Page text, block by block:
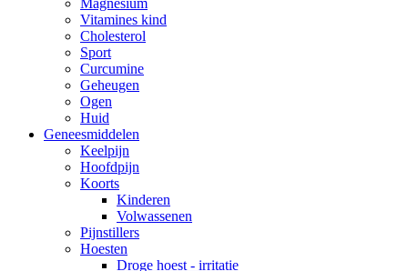
Vitamines kind
Cholesterol
Sport
Curcumine
Geheugen
Ogen
Huid
Geneesmiddelen
Keelpijn
Hoofdpijn
Koorts
Kinderen
Volwassenen
Pijnstillers
Hoesten
Droge hoest - irritatie